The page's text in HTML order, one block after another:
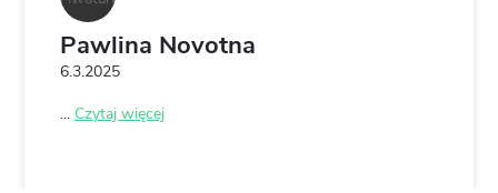
Pawlina Novotna
6.3.2025
... Czytaj więcej